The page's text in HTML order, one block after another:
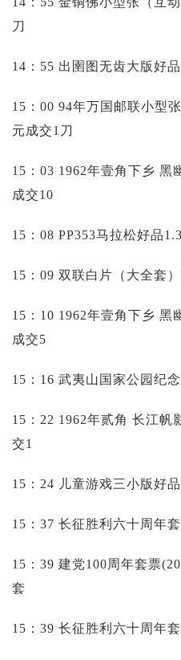
刀
14：55 出圉图无齿大版好
15：00 94年万国邮联小型
元成交1刀
15：03 1962年壹角下乡 黑
成交10
15：08 PP353马拉松好品
15：09 双联白片（大全套
15：10 1962年壹角下乡 黑
成交5
15：16 武夷山国家公园纪
15：22 1962年贰角 长江帆
交1
15：24 儿童游戏三小版好
15：37 长征胜利六十周年
15：39 建党100周年套票
套
15：39 长征胜利六十周年